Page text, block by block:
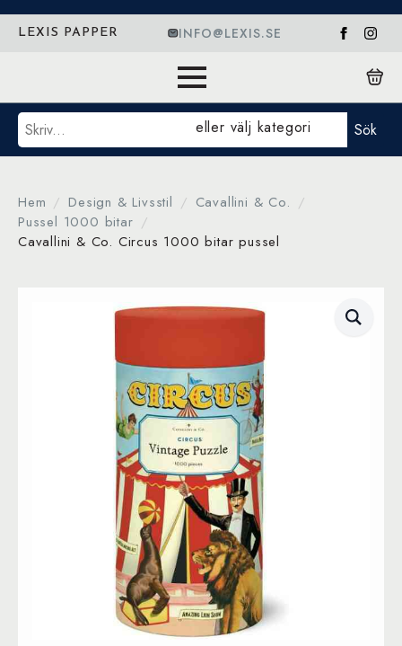
LEXIS PAPPER INFO@LEXIS.SE
Sök eller välj kategori Sök
Hem Design & Livsstil
Cavallini & Co.
Pussel 1000 bitar
Cavallini & Co. Circus 1000 bitar pussel